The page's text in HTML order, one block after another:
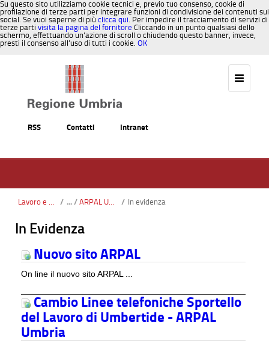
Su questo sito utilizziamo cookie tecnici e, previo tuo consenso, cookie di
profilazione di terze parti per integrare funzioni di condivisione dei contenuti sui
social. Se vuoi saperne di più clicca qui. Per impedire il tracciamento di servizi di
terze parti visita la pagina del fornitore Cliccando in un punto qualsiasi dello
schermo, effettuando un’azione di scroll o chiudendo questo banner, invece,
presti il consenso all’uso di tutti i cookie. OK
RSS Contatti Intranet
Lavoro e Formazione / ARPAL Umbria – Agenzia Regionale per le Politiche Attive del Lavoro / In evidenza
In Evidenza
Nuovo sito ARPAL
On line il nuovo sito ARPAL ...
Cambio Linee telefoniche Sportello
del Lavoro di Umbertide - ARPAL
Umbria